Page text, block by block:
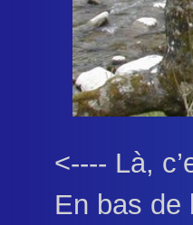
<---- Là,
En bas de